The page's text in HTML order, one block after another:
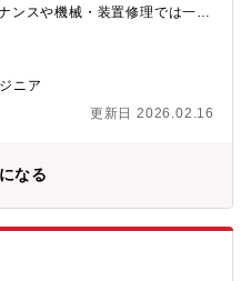
ンスや機械・装置修理では一人
ち120日から180日程度の海外
にBandoのマシーンを販売し
ニア
更新日 2026.02.16
なる